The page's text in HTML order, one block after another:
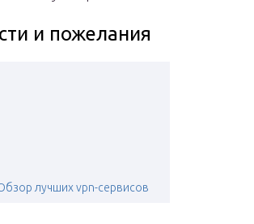
и пожелания
лучших vpn-сервисов